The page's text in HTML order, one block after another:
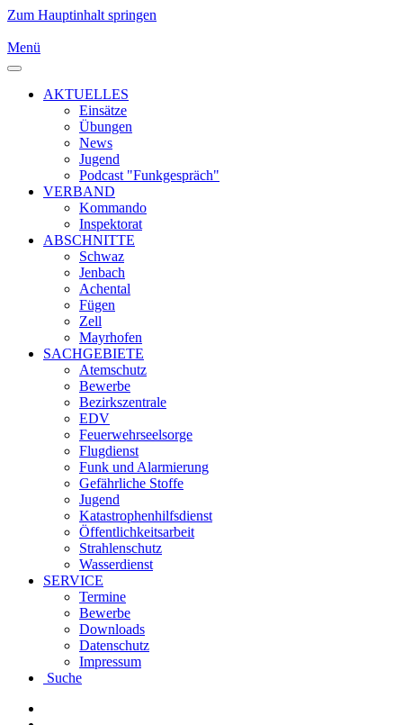
Zum Hauptinhalt springen
Menü
AKTUELLES
Einsätze
Übungen
News
Jugend
Podcast "Funkgespräch"
VERBAND
Kommando
Inspektorat
ABSCHNITTE
Schwaz
Jenbach
Achental
Fügen
Zell
Mayrhofen
SACHGEBIETE
Atemschutz
Bewerbe
Bezirkszentrale
EDV
Feuerwehrseelsorge
Flugdienst
Funk und Alarmierung
Gefährliche Stoffe
Jugend
Katastrophenhilfsdienst
Öffentlichkeitsarbeit
Strahlenschutz
Wasserdienst
SERVICE
Termine
Bewerbe
Downloads
Datenschutz
Impressum
Suche